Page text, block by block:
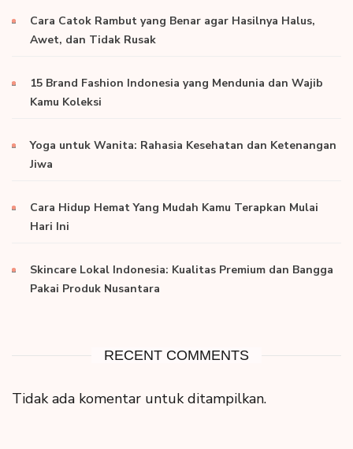
Cara Catok Rambut yang Benar agar Hasilnya Halus,
Awet, dan Tidak Rusak
15 Brand Fashion Indonesia yang Mendunia dan Wajib
Kamu Koleksi
Yoga untuk Wanita: Rahasia Kesehatan dan Ketenangan
Jiwa
Cara Hidup Hemat Yang Mudah Kamu Terapkan Mulai
Hari Ini
Skincare Lokal Indonesia: Kualitas Premium dan Bangga
Pakai Produk Nusantara
RECENT COMMENTS
Tidak ada komentar untuk ditampilkan.